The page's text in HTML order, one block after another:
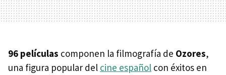
96 películas componen la filmografía de Ozores,
una figura popular del cine español con éxitos en